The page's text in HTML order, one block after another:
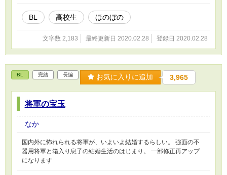
BL 高校生 ほのぼの
文字数 2,183 最終更新日 2020.02.28 登録日 2020.02.28
BL 完結 長編 お気に入りに追加 3,965
将軍の宝玉
なか
国内外に怖れられる将軍が、いよいよ結婚するらしい。 強面の不
器用将軍と箱入り息子の結婚生活のはじまり。 一部修正再アップ
になります